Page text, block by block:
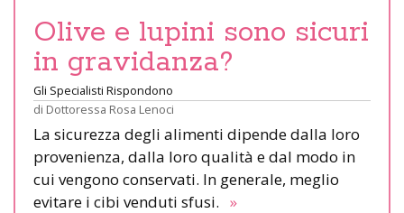
Olive e lupini sono sicuri
in gravidanza?
Gli Specialisti Rispondono
di Dottoressa Rosa Lenoci
La sicurezza degli alimenti dipende dalla loro
provenienza, dalla loro qualità e dal modo in
cui vengono conservati. In generale, meglio
evitare i cibi venduti sfusi. »